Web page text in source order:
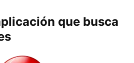
que busca